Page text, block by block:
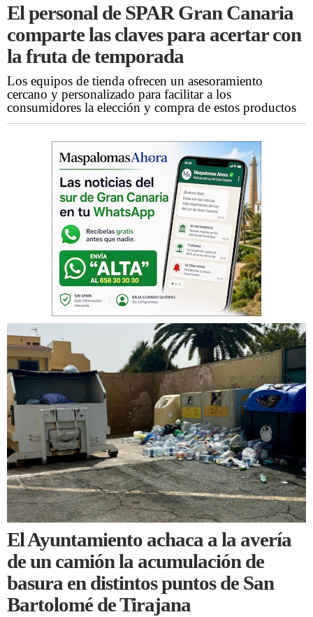
El personal de SPAR Gran Canaria
comparte las claves para acertar con
la fruta de temporada
Los equipos de tienda ofrecen un asesoramiento
cercano y personalizado para facilitar a los
consumidores la elección y compra de estos productos
El Ayuntamiento achaca a la avería
de un camión la acumulación de
basura en distintos puntos de San
Bartolomé de Tirajana